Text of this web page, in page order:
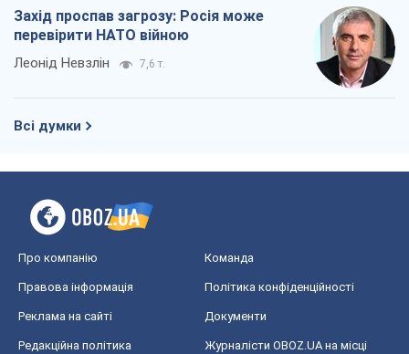
Захід проспав загрозу: Росія може
перевірити НАТО війною
Леонід Невзлін 7,6 т.
Всі думки
Про компанію Команда
Правова інформація Політика конфіденційності
Реклама на сайті Документи
Редакційна політика
Журналісти OBOZ.UA на місці